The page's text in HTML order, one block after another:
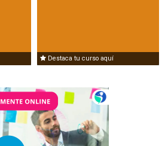
Destaca tu curso aquí